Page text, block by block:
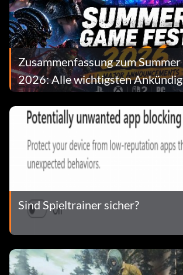
Zusammenfassung zum Summer
2026: Alle wichtigsten
Veröffentlichungstermine
Sind Spieltrainer sicher?